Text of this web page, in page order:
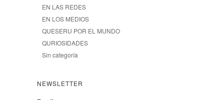
EN LAS REDES
EN LOS MEDIOS
QUESERU POR EL MUNDO
QURIOSIDADES
Sin categoría
NEWSLETTER